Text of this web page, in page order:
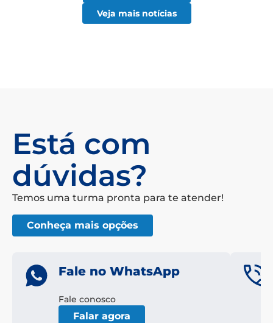
Veja mais notícias
Está com
dúvidas?
Temos uma turma pronta para te atender!
Conheça mais opções
Fale no WhatsApp
Fale conosco
Falar agora